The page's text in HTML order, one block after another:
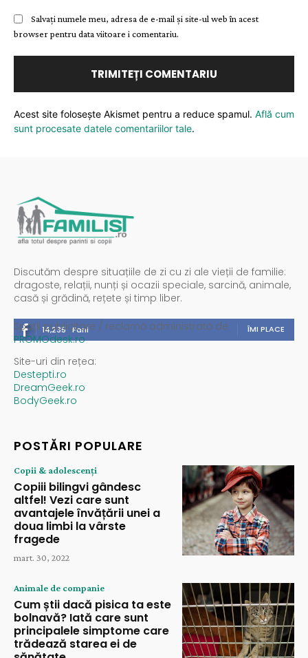
Salvați numele meu, adresa de e-mail și site-ul web în acest
browser pentru data viitoare i comentariu.
Acest site folosește Akismet pentru a reduce spamul. Află cum
sunt procesate datele comentariilor tale.
Discutăm despre situațiile de zi cu zi ale vieții de familie:
dragoste, relații, nunți și ocazii speciale, sarcină, animale,
casă și grădină, rețete și timp liber.
14,235 Fani ÎMI PLACE
Spații publicitare / reclamă administrată de
PROMOdesk.ro
Site-uri din rețea:
Destepti.ro
DreamGeek.ro
BodyGeek.ro
POSTĂRI POPULARE
Copii & adolescenți
Copiii bilingvi gândesc
altfel! Vezi care sunt
avantajele învățării unei a
doua limbi la vârste
fragede
mart. 30, 2022
Animale de companie
Cum știi dacă pisica ta este
bolnavă? Iată care sunt
principalele simptome care
trădează starea ei de